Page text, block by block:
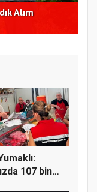
Doğru
107 bin